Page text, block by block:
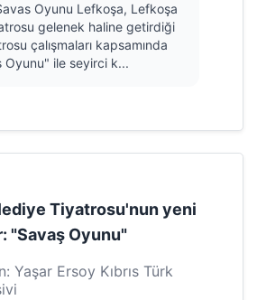
Oyunu Lefkoşa, Lefkoşa
gelenek haline getirdiği
çalışmaları kapsamında
Oyunu" ile seyirci k...
Tiyatrosu'nun yeni
"Savaş Oyunu"
Yaşar Ersoy Kıbrıs Türk